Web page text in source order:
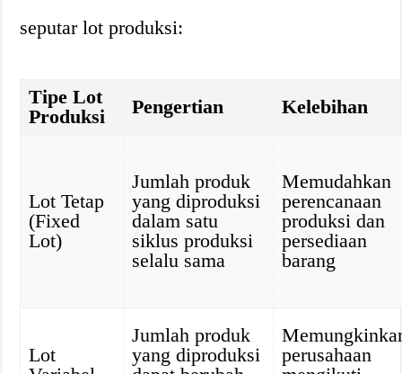
seputar lot produksi:
Tipe Lot
Produksi
Pengertian Kelebihan
Lot Tetap
(Fixed
Lot)
Jumlah produk
yang diproduksi
dalam satu
siklus produksi
selalu sama
Memudahkan
perencanaan
produksi dan
persediaan
barang
Lot
Jumlah produk
yang diproduksi
perusahaan